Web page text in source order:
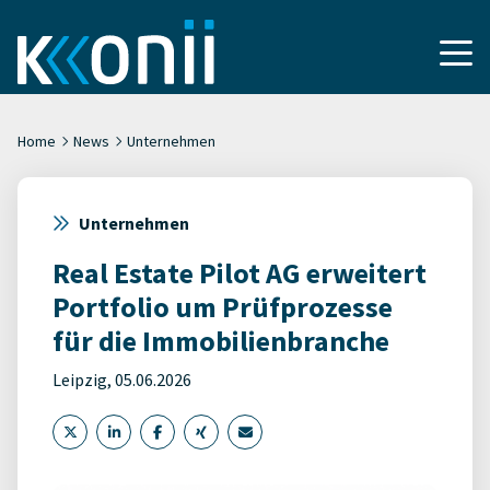
Home News Unternehmen
Unternehmen
Real Estate Pilot AG erweitert
Portfolio um Prüfprozesse
für die Immobilienbranche
Leipzig, 05.06.2026